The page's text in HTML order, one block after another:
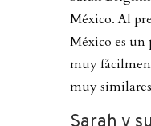
México. Al
México es un
muy
muy